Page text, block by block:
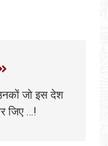
जो इस देश
जिए …!